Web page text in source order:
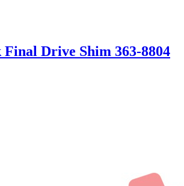
Drive Shim 363-8804